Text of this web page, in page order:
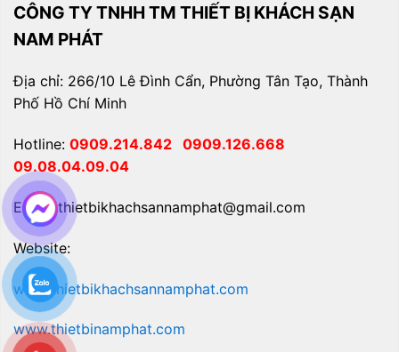
CÔNG TY TNHH TM THIẾT BỊ KHÁCH SẠN
NAM PHÁT
Địa chỉ: 266/10 Lê Đình Cẩn, Phường Tân Tạo, Thành
Phố Hồ Chí Minh
Hotline: 0909.214.842 0909.126.668
09.08.04.09.04
Email: thietbikhachsannamphat@gmail.com
Website:
www.thietbikhachsannamphat.com
www.thietbinamphat.com